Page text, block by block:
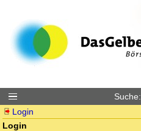
Suche:
Login
Login